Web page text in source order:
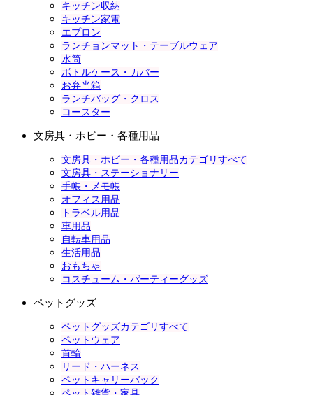
キッチン収納
キッチン家電
エプロン
ランチョンマット・テーブルウェア
水筒
ボトルケース・カバー
お弁当箱
ランチバッグ・クロス
コースター
文房具・ホビー・各種用品
文房具・ホビー・各種用品カテゴリすべて
文房具・ステーショナリー
手帳・メモ帳
オフィス用品
トラベル用品
車用品
自転車用品
生活用品
おもちゃ
コスチューム・パーティーグッズ
ペットグッズ
ペットグッズカテゴリすべて
ペットウェア
首輪
リード・ハーネス
ペットキャリーバック